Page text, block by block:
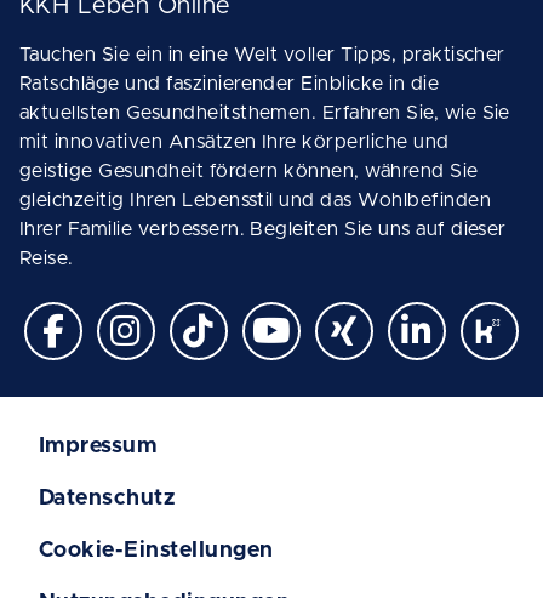
KKH Leben Online
Tauchen Sie ein in eine Welt voller Tipps, praktischer
Ratschläge und faszinierender Einblicke in die
aktuellsten Gesundheitsthemen. Erfahren Sie, wie Sie
mit innovativen Ansätzen Ihre körperliche und
geistige Gesundheit fördern können, während Sie
gleichzeitig Ihren Lebensstil und das Wohlbefinden
Ihrer Familie verbessern. Begleiten Sie uns auf dieser
Reise.
Impressum
Datenschutz
Cookie-Einstellungen